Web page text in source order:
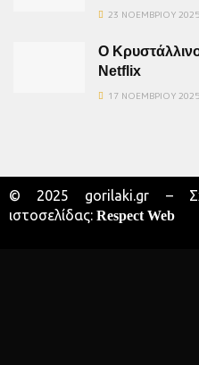
23 ΝΟΕΜΒΡΊΟΥ 2025
Ο
Netflix
17 ΝΟΕΜΒΡΊΟΥ 2025
© 2025 gorilaki.gr –
ιστοσελίδας: Respect Web